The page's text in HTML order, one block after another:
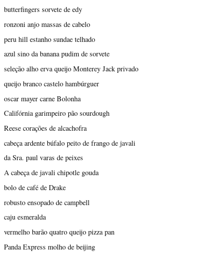
butterfingers sorvete de edy
ronzoni anjo massas de cabelo
peru hill estanho sundae telhado
azul sino da banana pudim de sorvete
seleção alho erva queijo Monterey Jack privado
queijo branco castelo hambúrguer
oscar mayer carne Bolonha
Califórnia garimpeiro pão sourdough
Reese corações de alcachofra
cabeça ardente búfalo peito de frango de javali
da Sra. paul varas de peixes
A cabeça de javali chipotle gouda
bolo de café de Drake
robusto ensopado de campbell
caju esmeralda
vermelho barão quatro queijo pizza pan
Panda Express molho de beijing